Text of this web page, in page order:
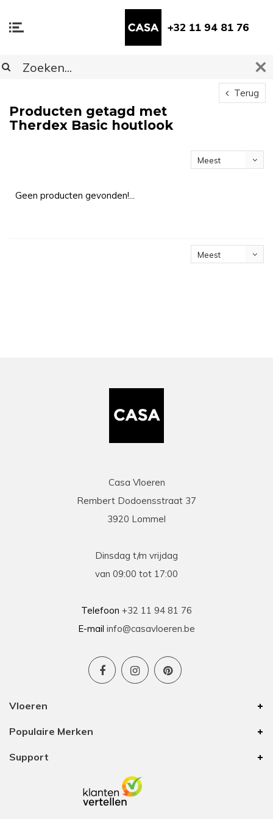
+32 11 94 81 76
Terug
Producten getagd met
Therdex Basic houtlook
Meest
Geen producten gevonden!...
Meest
Casa Vloeren
Rembert Dodoensstraat 37
3920 Lommel
Dinsdag t/m vrijdag
van 09:00 tot 17:00
Telefoon +32 11 94 81 76
E-mail info@casavloeren.be
Vloeren
Populaire Merken
Support